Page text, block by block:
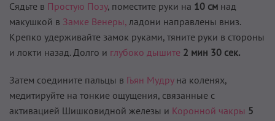
Сядьте в Простую Позу, поместите руки на 10 см над
макушкой в Замке Венеры, ладони направлены вниз.
Крепко удерживайте замок руками, тяните руки в стороны
и локти назад. Долго и глубоко дышите 2 мин 30 сек.
Затем соедините пальцы в Гьян Мудруна коленях,
медитируйте на тонкие ощущения, связанные с
активацией Шишковидной железы и Коронной чакры 5